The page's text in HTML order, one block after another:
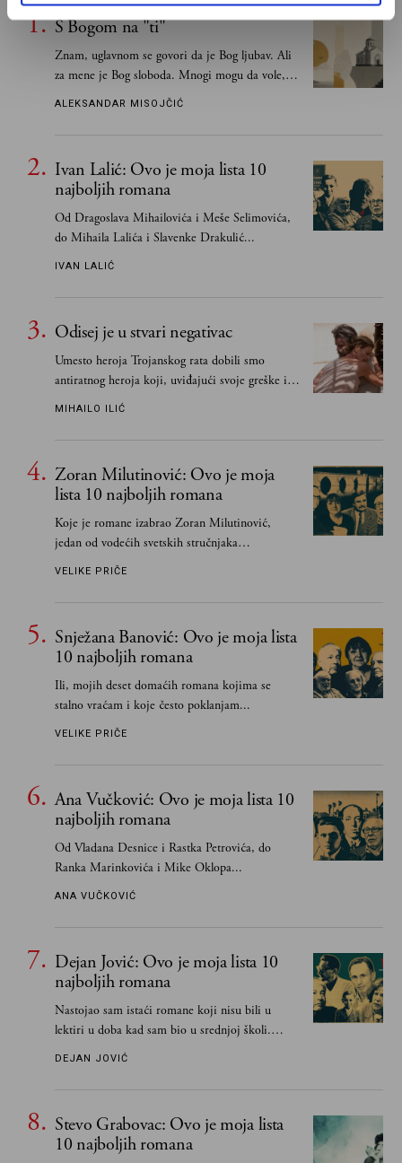
S Bogom na "ti"
Znam, uglavnom se govori da je Bog ljubav. Ali
za mene je Bog sloboda. Mnogi mogu da vole, a
tek retki mogu da podnesu slobodu
ALEKSANDAR MISOJČIĆ
Ivan Lalić: Ovo je moja lista 10
najboljih romana
Od Dragoslava Mihailovića i Meše Selimovića,
do Mihaila Lalića i Slavenke Drakulić...
IVAN LALIĆ
Odisej je u stvari negativac
Umesto heroja Trojanskog rata dobili smo
antiratnog heroja koji, uviđajući svoje greške i
učeći na njima, shvata da postoje stvari koje su
MIHAILO ILIĆ
Zoran Milutinović: Ovo je moja
lista 10 najboljih romana
Koje je romane izabrao Zoran Milutinović,
jedan od vodećih svetskih stručnjaka
južnoslovenske književnosti
VELIKE PRIČE
Snježana Banović: Ovo je moja lista
10 najboljih romana
Ili, mojih deset domaćih romana kojima se
stalno vraćam i koje često poklanjam...
VELIKE PRIČE
Ana Vučković: Ovo je moja lista 10
najboljih romana
Od Vladana Desnice i Rastka Petrovića, do
Ranka Marinkovića i Mike Oklopa...
ANA VUČKOVIĆ
Dejan Jović: Ovo je moja lista 10
najboljih romana
Nastojao sam istaći romane koji nisu bili u
lektiri u doba kad sam bio u srednjoj školi.
Smatrao sam da su "klasici" već dovoljno
DEJAN JOVIĆ
Stevo Grabovac: Ovo je moja lista
10 najboljih romana